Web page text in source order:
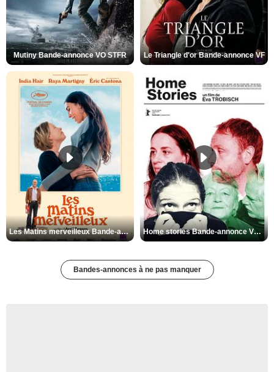
Mutiny Bande-annonce VO STFR Le Triangle d'or Bande-annonce VF
Les Matins merveilleux Bande-annonce VF Home stories Bande-annonce VO STFR
Bandes-annonces à ne pas manquer